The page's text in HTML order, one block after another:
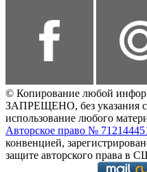
© Копирование любой
ЗАПРЕЩЕНО, без указания
использование любого
Авторское право №
конвенцией,
защите авторского права в